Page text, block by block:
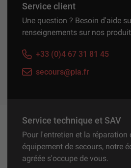
Service client
Une question ? Besoin d'aide
renseignements sur nos
+33 (0)4 67 31 81 45
secours@pla.fr
Service technique et SAV
Pour l'entretien et la réparation
équipement de secours, notre
agréée s'occupe de vous.